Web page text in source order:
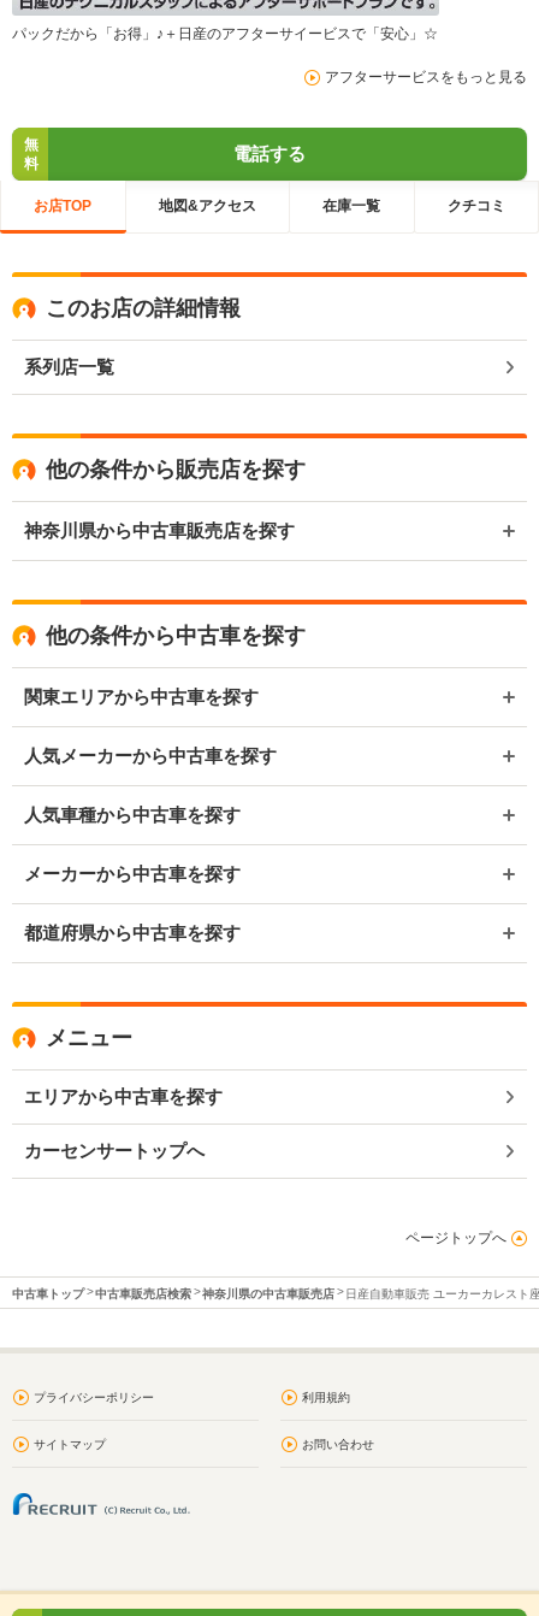
パックだから「お得」♪＋日産のアフターサイービスで「安心」☆
アフターサービスをもっと見る
無
料
電話する
お店TOP 地図&アクセス 在庫一覧 クチコミ
このお店の詳細情報
系列店一覧
他の条件から販売店を探す
神奈川県から中古車販売店を探す
他の条件から中古車を探す
関東エリアから中古車を探す
人気メーカーから中古車を探す
人気車種から中古車を探す
メーカーから中古車を探す
都道府県から中古車を探す
メニュー
エリアから中古車を探す
カーセンサートップへ
ページトップへ
中古車トップ 中古車販売店検索 神奈川県の中古車販売店 日産自動車販売 ユーカーカレスト
プライバシーポリシー 利用規約
サイトマップ お問い合わせ